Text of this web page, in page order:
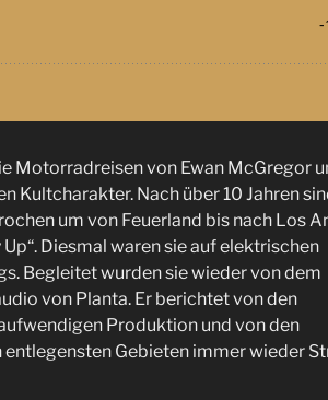
Motorradreisen von Ewan McGregor
Kultcharakter. Nach über 10 Jahren
um von Feuerland bis nach Los
Diesmal waren sie auf elektrischen
Begleitet wurden sie wieder von dem
von Planta. Er berichtet von den
Produktion und von den
entlegensten Gebieten immer wieder